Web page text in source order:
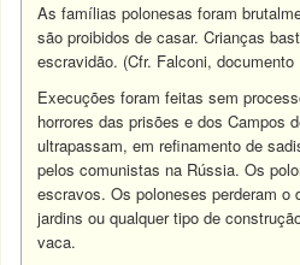
As famílias polonesas foram
são proibidos de casar. Crianças
escravidão. (Cfr. Falconi, documento
Execuções foram feitas sem
horrores das prisões e dos Campos
ultrapassam, em refinamento de
pelos comunistas na Rússia. Os
escravos. Os poloneses perderam o
jardins ou qualquer tipo de
vaca.